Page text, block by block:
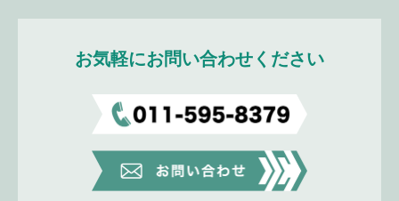
お気軽にお問い合わせください